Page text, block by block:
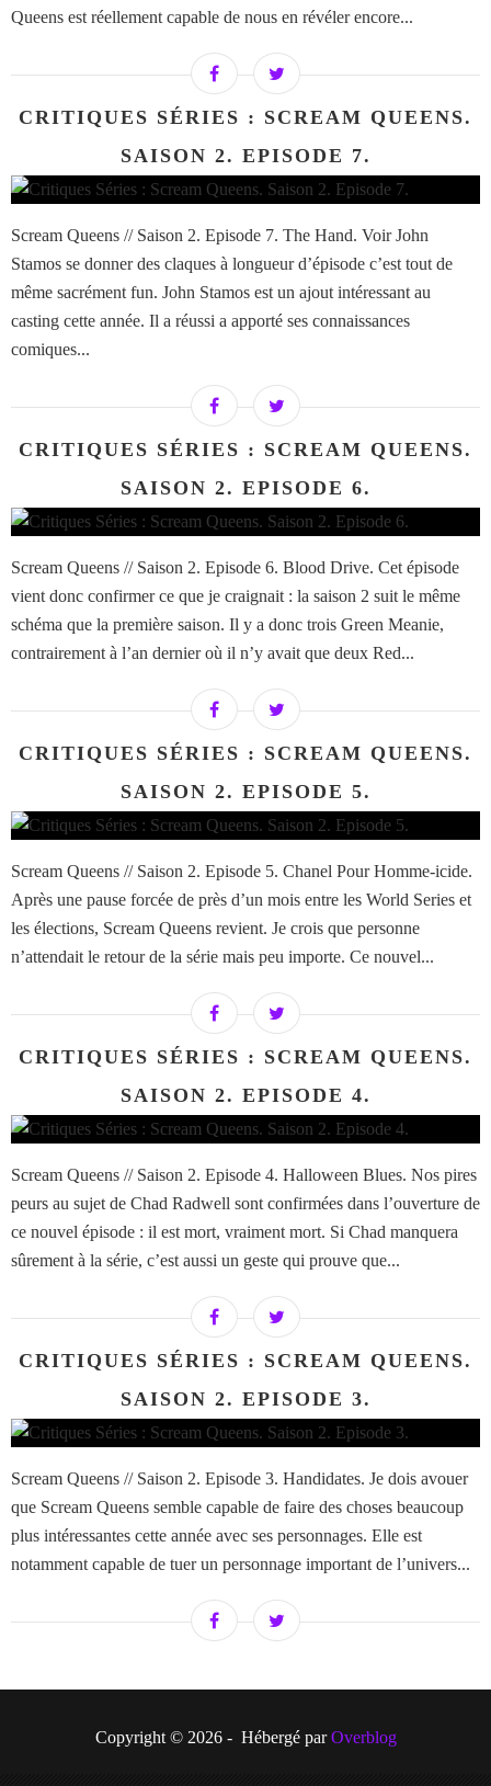
Queens est réellement capable de nous en révéler encore...
CRITIQUES SÉRIES : SCREAM QUEENS.
SAISON 2. EPISODE 7.
Scream Queens // Saison 2. Episode 7. The Hand. Voir John
Stamos se donner des claques à longueur d’épisode c’est tout de
même sacrément fun. John Stamos est un ajout intéressant au
casting cette année. Il a réussi a apporté ses connaissances
comiques...
CRITIQUES SÉRIES : SCREAM QUEENS.
SAISON 2. EPISODE 6.
Scream Queens // Saison 2. Episode 6. Blood Drive. Cet épisode
vient donc confirmer ce que je craignait : la saison 2 suit le même
schéma que la première saison. Il y a donc trois Green Meanie,
contrairement à l’an dernier où il n’y avait que deux Red...
CRITIQUES SÉRIES : SCREAM QUEENS.
SAISON 2. EPISODE 5.
Scream Queens // Saison 2. Episode 5. Chanel Pour Homme-icide.
Après une pause forcée de près d’un mois entre les World Series et
les élections, Scream Queens revient. Je crois que personne
n’attendait le retour de la série mais peu importe. Ce nouvel...
CRITIQUES SÉRIES : SCREAM QUEENS.
SAISON 2. EPISODE 4.
Scream Queens // Saison 2. Episode 4. Halloween Blues. Nos pires
peurs au sujet de Chad Radwell sont confirmées dans l’ouverture de
ce nouvel épisode : il est mort, vraiment mort. Si Chad manquera
sûrement à la série, c’est aussi un geste qui prouve que...
CRITIQUES SÉRIES : SCREAM QUEENS.
SAISON 2. EPISODE 3.
Scream Queens // Saison 2. Episode 3. Handidates. Je dois avouer
que Scream Queens semble capable de faire des choses beaucoup
plus intéressantes cette année avec ses personnages. Elle est
notamment capable de tuer un personnage important de l’univers...
Copyright © 2026 - Hébergé parOverblog